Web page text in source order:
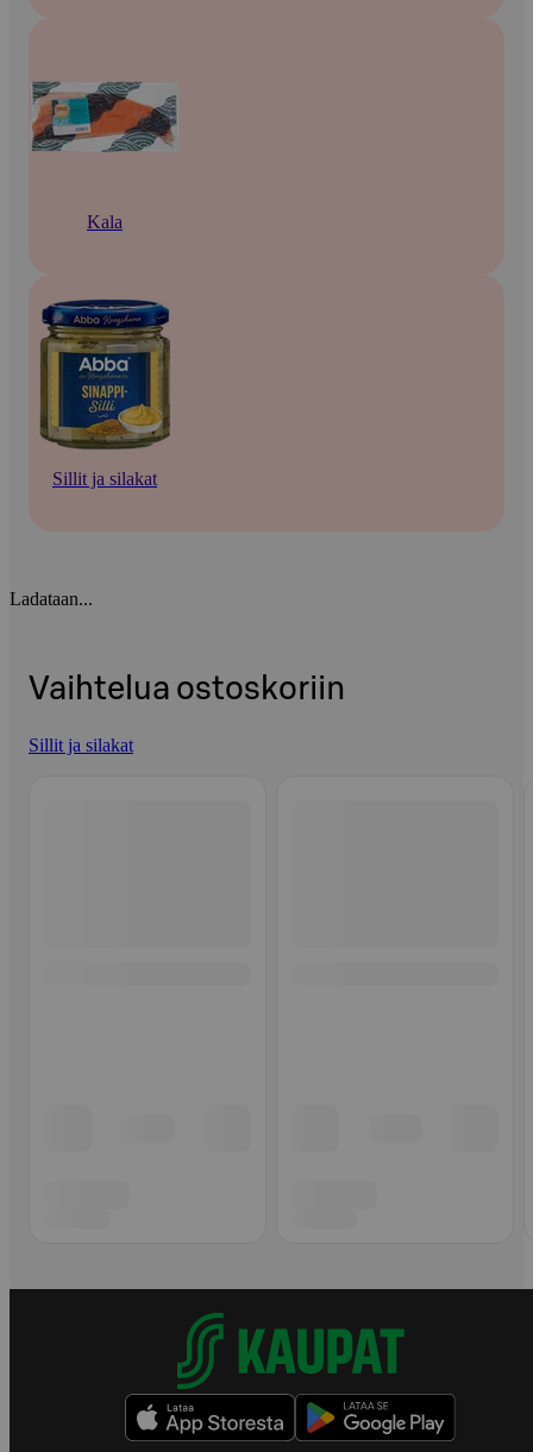
Kala
Sillit ja silakat
Ladataan...
Vaihtelua ostoskoriin
Sillit ja silakat